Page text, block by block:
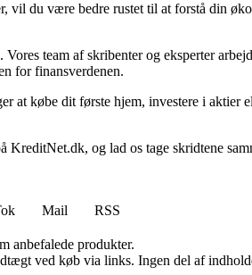
du være bedre rustet til at forstå din
team af skribenter og eksperter
for finansverdenen.
købe dit første hjem, investere i
og lad os tage skridtene
Mail
RSS
anbefalede produkter.
ved køb via links. Ingen del af